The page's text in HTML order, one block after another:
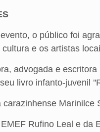
o público foi
e os artistas
advogada e
livro infanto-juvenil
carazinhense Marinilce
Rufino Leal e da